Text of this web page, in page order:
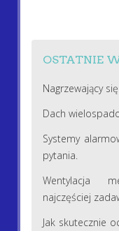
OSTATNIE
Nagrzewający
Dach
Systemy
pytania.
Wentylacja
najczęściej
Jak skutecznie